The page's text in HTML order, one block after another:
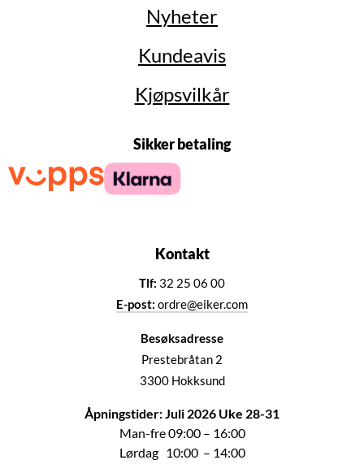
Nyheter
Kundeavis
Kjøpsvilkår
Sikker betaling
Kontakt
Tlf: 32 25 06 00
E-post: ordre@eiker.com
Besøksadresse
Prestebråtan 2
3300 Hokksund
Åpningstider: Juli 2026 Uke 28-31
Man-fre 09:00 – 16:00
Lørdag 10:00 – 14:00